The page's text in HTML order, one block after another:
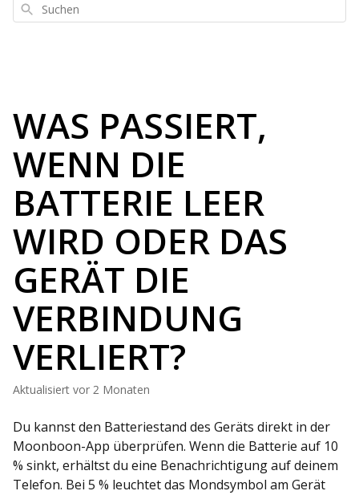
Suchen
WAS PASSIERT,
WENN DIE
BATTERIE LEER
WIRD ODER DAS
GERÄT DIE
VERBINDUNG
VERLIERT?
Aktualisiert vor 2 Monaten
Du kannst den Batteriestand des Geräts direkt in der
Moonboon-App überprüfen. Wenn die Batterie auf 10
% sinkt, erhältst du eine Benachrichtigung auf deinem
Telefon. Bei 5 % leuchtet das Mondsymbol am Gerät